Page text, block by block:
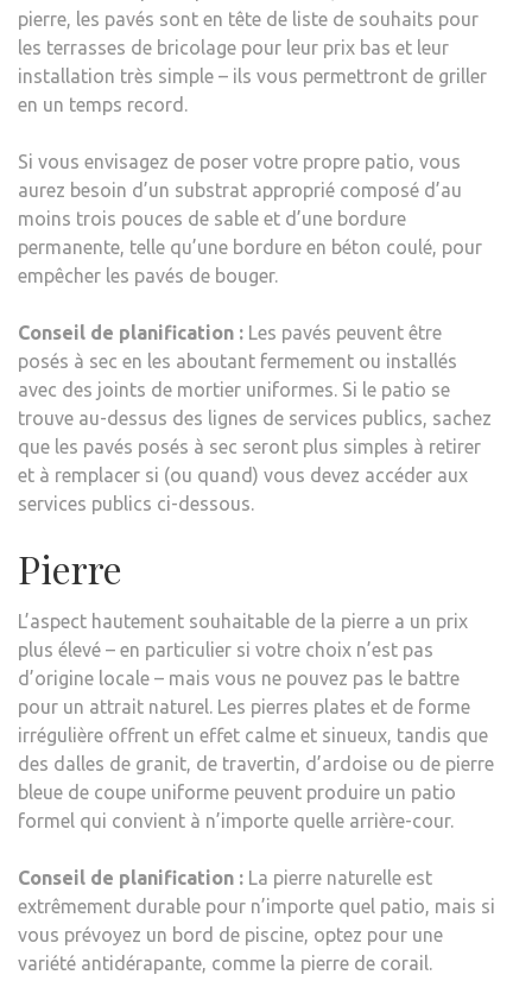
pierre, les pavés sont en tête de liste de souhaits pour
les terrasses de bricolage pour leur prix bas et leur
installation très simple – ils vous permettront de griller
en un temps record.
Si vous envisagez de poser votre propre patio, vous
aurez besoin d’un substrat approprié composé d’au
moins trois pouces de sable et d’une bordure
permanente, telle qu’une bordure en béton coulé, pour
empêcher les pavés de bouger.
Conseil de planification : Les pavés peuvent être
posés à sec en les aboutant fermement ou installés
avec des joints de mortier uniformes. Si le patio se
trouve au-dessus des lignes de services publics, sachez
que les pavés posés à sec seront plus simples à retirer
et à remplacer si (ou quand) vous devez accéder aux
services publics ci-dessous.
Pierre
L’aspect hautement souhaitable de la pierre a un prix
plus élevé – en particulier si votre choix n’est pas
d’origine locale – mais vous ne pouvez pas le battre
pour un attrait naturel. Les pierres plates et de forme
irrégulière offrent un effet calme et sinueux, tandis que
des dalles de granit, de travertin, d’ardoise ou de pierre
bleue de coupe uniforme peuvent produire un patio
formel qui convient à n’importe quelle arrière-cour.
Conseil de planification : La pierre naturelle est
extrêmement durable pour n’importe quel patio, mais si
vous prévoyez un bord de piscine, optez pour une
variété antidérapante, comme la pierre de corail.